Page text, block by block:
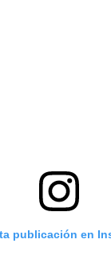
publicación en